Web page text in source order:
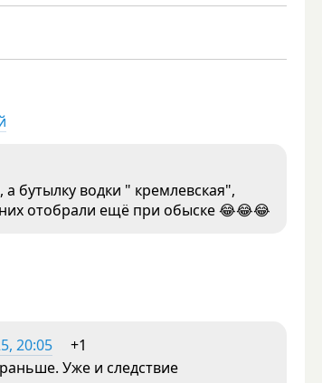
бутылку водки " кремлевская",
отобрали ещё при обыске 😂😂😂
20:05
+1
Уже и следствие